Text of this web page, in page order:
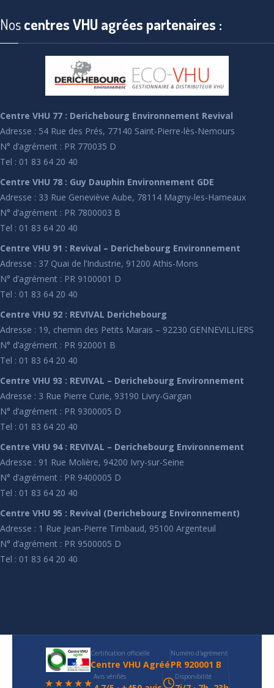
Noscentres VHU agrées partenaires :
Centre VHU 77 : Derichebourg Environnement Revival
Adresse : 54 Rue des Prés, 77140 Saint-Pierre-lès-Nemours
N° d’agrément : PR 770035 D
Tel : 01 83 64 20 40
Centre VHU 78 : Guy Dauphin Environnement GDE
Adresse : 33 Rue Geneviève Aube, 78114 Magny-les-Hameaux
N° d’agrément : PR 7800003 B
Tel : 01 83 64 20 40
Centre VHU 91 : Revival – Derichebourg Environnement
Adresse : 37 Quai de l’Industrie, 91200 Athis-Mons
N° d’agrément : PR 9100001 D
Tel : 01 83 64 20 40
Centre VHU 92 : REVIVAL Derichebourg
Adresse : 19, chemin des Petits Marais – 92230 GENNEVILLIERS
N° d’agrément : PR 920001 B
Tel : 01 83 64 20 40
Centre VHU 93 : REVIVAL – Derichebourg Environnement
Adresse : 3 Rue Pierre Curie, 93190 Livry-Gargan
N° d’agrément : PR 9300005 D
Tel : 01 83 64 20 40
Centre VHU 94 : REVIVAL – Derichebourg Environnement
Adresse : 91 Rue Molière, 94200 Ivry-sur-Seine
N° d’agrément : PR 9400005 D
Tel : 01 83 64 20 40
Centre VHU 95 : Revival (Derichebourg Environnement)
Adresse : 1 Rue Jean-Pierre Timbaud, 95100 Argenteuil
N° d’agrément : PR 9500005 D
Tel : 01 83 64 20 40
Certification officielle
Centre VHU Agréé
Numéro d'agrément
PR 920001 B
★★★★★ Avis vérifiés Disponibilité